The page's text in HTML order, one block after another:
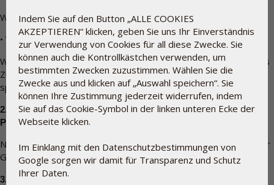
Wir speichern nur Ihren Namen und Ihre E-Mail-Adresse.
• Wenn Sie sich mit Ihrem Google-Konto anmelden:
Wenn Sie sich mit Ihrem Google-Konto anmelden, geben Sie uns
Zugriff Ihre Google-ID, Profil-URL und E-Mail-Adresse. Wir
speichern nur Ihren Namen und Ihre E-Mail-Adresse.
2.
Kann Pharma Nord Dinge auf meinem Facebook-/Google-
Profil posten?
Nein, wir können in Ihrem Namen keine Dinge bei Facebook oder
Google posten.
3. Wie viel teilt Pharma Nord mit Facebook und Google?
Indem Sie auf den Button „ALLE COOKIES
AKZEPTIEREN“ klicken, geben Sie uns Ihr Einverständnis
zur Verwendung von Cookies für all diese Zwecke. Sie
können auch die Kontrollkästchen verwenden, um
bestimmten Zwecken zuzustimmen. Wählen Sie die
Zwecke aus und klicken auf „Auswahl speichern“. Sie
können Ihre Zustimmung jederzeit widerrufen, indem
Sie auf das Cookie-Symbol in der linken unteren Ecke der
Webseite klicken.
Im Einklang mit den Datenschutzbestimmungen von
Google sorgen wir damit für Transparenz und Schutz
Ihrer Daten.